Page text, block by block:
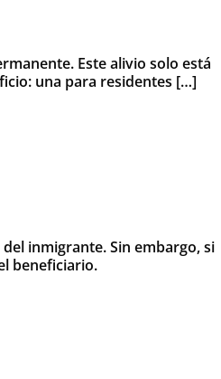
Este alivio solo está
una para residentes […]
inmigrante. Sin embargo, si
beneficiario.